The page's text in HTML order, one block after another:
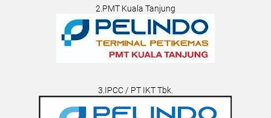
2.PMT Kuala Tanjung
3.IPCC / PT IKT Tbk.